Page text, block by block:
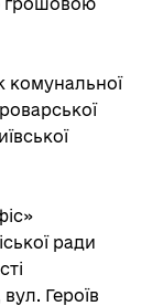
грошовою
комунальної
ради
Героїв